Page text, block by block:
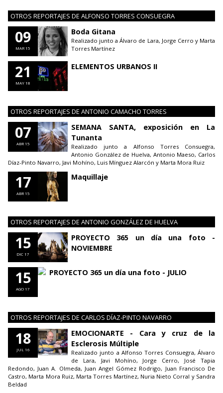
OTROS REPORTAJES DE ALFONSO TORRES CONSUEGRA
09
MAR 15
Boda Gitana
Realizado junto a Álvaro de Lara, Jorge Cerro y Marta
Torres Martínez
21
MAY 18
ELEMENTOS URBANOS II
OTROS REPORTAJES DE ANTONIO CAMACHO TORRES
07
ABR 15
SEMANA SANTA, exposición en La
Tunanta
Realizado junto a Alfonso Torres Consuegra,
Antonio González de Huelva, Antonio Maeso, Carlos
Díaz-Pinto Navarro, Javi Mohíno, Luis Mínguez Alarcón y Marta Mora Ruiz
17
ABR 15
Maquillaje
OTROS REPORTAJES DE ANTONIO GONZÁLEZ DE HUELVA
15
DIC 17
PROYECTO 365 un día una foto -
NOVIEMBRE
15
AGO 17
PROYECTO 365 un día una foto - JULIO
OTROS REPORTAJES DE CARLOS DÍAZ-PINTO NAVARRO
18
JUL 16
EMOCIONARTE - Cara y cruz de la
Esclerosis Múltiple
Realizado junto a Alfonso Torres Consuegra, Álvaro
de Lara, Javi Mohíno, Jorge Cerro, José Tapia
Redondo, Juan A. Olmeda, Juan Angel Gómez Rodrigo, Juan Francisco De
Castro, Marta Mora Ruiz, Marta Torres Martínez, Nuria Nieto Corral y Sandra
Beldad